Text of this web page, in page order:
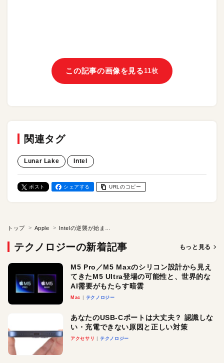
この記事の画像を見る 11枚
関連タグ
Lunar Lake Intel
ポスト シェアする URLのコピー
トップ Apple
テクノロジーの新着記事 もっと見る
M5 Pro／M5 Maxのシリコン設計から見え
てきたM5 Ultra登場の可能性と、世界的な
AI需要がもたらす暗雲
Mac テクノロジー
あなたのUSB-Cポートは大丈夫？ 認識しな
い・充電できない原因と正しい対策
アクセサリ テクノロジー